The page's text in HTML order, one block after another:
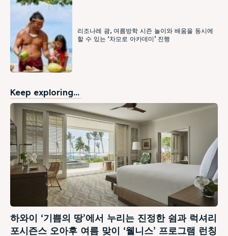
리조나레 괌, 여름방학 시즌 놀이와 배움을 동시에
할 수 있는 ‘차모로 아카데미’ 진행
Keep exploring...
하와이 ‘기쁨의 땅’에서 누리는 진정한 쉼과 럭셔리
포시즌스 오아후 여름 맞이 ‘웰니스’ 프로그램 런칭